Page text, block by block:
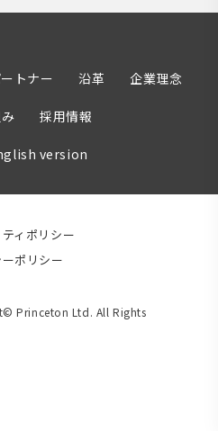
トナー 沿革 企業理念
採用情報
version
ィポリシー
ポリシー
Princeton Ltd. All Rights